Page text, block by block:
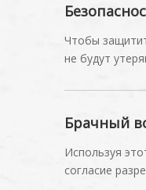
Чтобы
не будут
Брачный
Используя
согласие